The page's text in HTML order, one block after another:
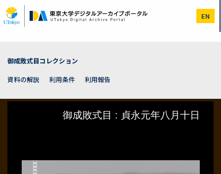
イ
ン
EN
御成敗式目コレクション
資料の解説
利用条件 利用報告